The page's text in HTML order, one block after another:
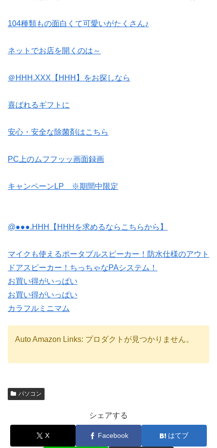
104種類もの面白くて可愛いがたくさん♪
ネットでお店を開くのは～
＠HHH.XXX【HHH】をお探しなら
喜ばれるギフトに
安心・安全な除菌剤はこちら
PC上のムフフッッ画面録画
キャンペーンLP ※期間中限定
@●●●.HHH【HHHを求めるならこちらから】
マイクも使えるポータブルスピーカー！防水仕様のアウト
ドアスピーカー！ちっちゃなPAシステム！
お買い得がいっぱい
お買い得がいっぱい
カラフルミニマム
Auto Amazon Links: プロダクトが見つかりません。
パソコン
シェアする
X Facebook はてブ